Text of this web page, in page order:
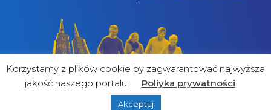
&
Korzystamy z plików cookie by zagwarantować najwyższa
jakość naszego portalu
Poliyka prywatności
Akceptuj